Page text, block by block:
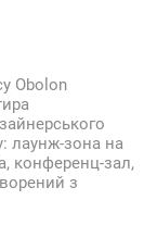
Obolon
лаунж-зона на
конференц-зал,
з